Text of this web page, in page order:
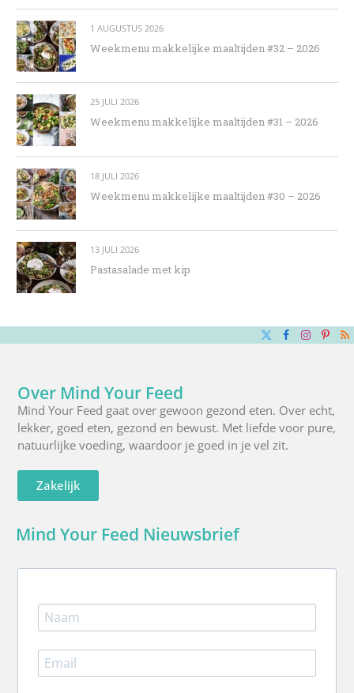
1 AUGUSTUS 2026
Weekmenu makkelijke maaltijden #32 – 2026
25 JULI 2026
Weekmenu makkelijke maaltijden #31 – 2026
18 JULI 2026
Weekmenu makkelijke maaltijden #30 – 2026
13 JULI 2026
Pastasalade met kip
X
Facebook
Over Mind Your Feed
Mind Your Feed gaat over gewoon gezond eten. Over echt,
lekker, goed eten, gezond en bewust. Met liefde voor pure,
natuurlijke voeding, waardoor je goed in je vel zit.
Zakelijk
Mind Your Feed Nieuwsbrief